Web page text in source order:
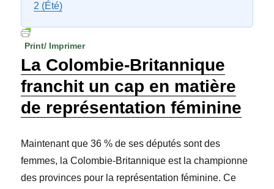
2 (Été)
Print/ Imprimer
La Colombie-Britannique
franchit un cap en matière
de représentation féminine
Maintenant que 36 % de ses députés sont des
femmes, la Colombie-Britannique est la championne
des provinces pour la représentation féminine. Ce